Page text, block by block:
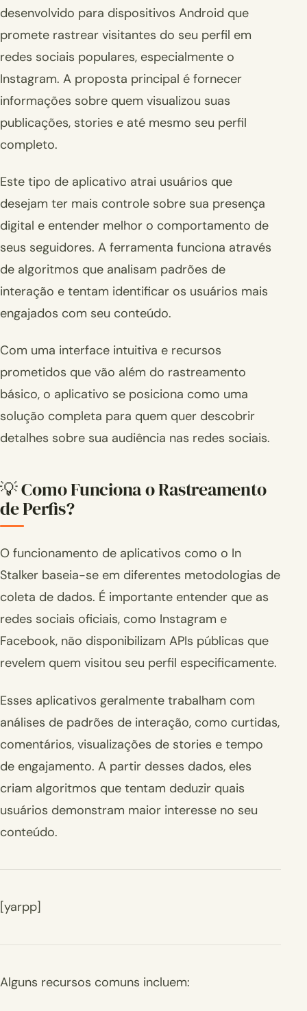
desenvolvido para dispositivos Android que
promete rastrear visitantes do seu perfil em
redes sociais populares, especialmente o
Instagram. A proposta principal é fornecer
informações sobre quem visualizou suas
publicações, stories e até mesmo seu perfil
completo.
Este tipo de aplicativo atrai usuários que
desejam ter mais controle sobre sua presença
digital e entender melhor o comportamento de
seus seguidores. A ferramenta funciona através
de algoritmos que analisam padrões de
interação e tentam identificar os usuários mais
engajados com seu conteúdo.
Com uma interface intuitiva e recursos
prometidos que vão além do rastreamento
básico, o aplicativo se posiciona como uma
solução completa para quem quer descobrir
detalhes sobre sua audiência nas redes sociais.
💡 Como Funciona o Rastreamento
de Perfis?
O funcionamento de aplicativos como o In
Stalker baseia-se em diferentes metodologias de
coleta de dados. É importante entender que as
redes sociais oficiais, como Instagram e
Facebook, não disponibilizam APIs públicas que
revelem quem visitou seu perfil especificamente.
Esses aplicativos geralmente trabalham com
análises de padrões de interação, como curtidas,
comentários, visualizações de stories e tempo
de engajamento. A partir desses dados, eles
criam algoritmos que tentam deduzir quais
usuários demonstram maior interesse no seu
conteúdo.
[yarpp]
Alguns recursos comuns incluem: